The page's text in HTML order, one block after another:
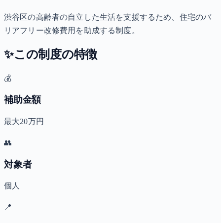
渋谷区の高齢者の自立した生活を支援するため、住宅のバ
リアフリー改修費用を助成する制度。
✨この制度の特徴
💰
補助金額
最大20万円
👥
対象者
個人
📍